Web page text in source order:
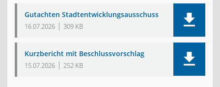
Gutachten Stadtentwicklungsausschuss
16.07.2026 309 KB
Kurzbericht mit Beschlussvorschlag
15.07.2026 252 KB